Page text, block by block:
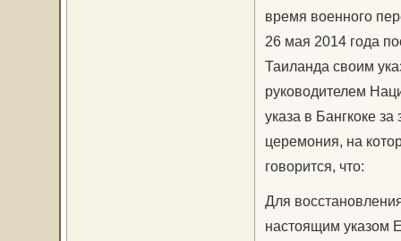
время военного
26 мая 2014 года
Таиланда своим
руководителем
указа в Бангкоке
церемония, на
говорится, что:
Для
настоящим указом